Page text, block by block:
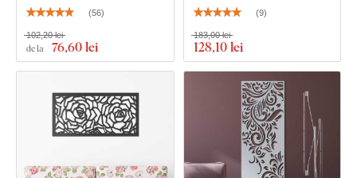
(56)
de la 76,60 lei
102,20 lei
(9)
128,10 lei
183,00 lei